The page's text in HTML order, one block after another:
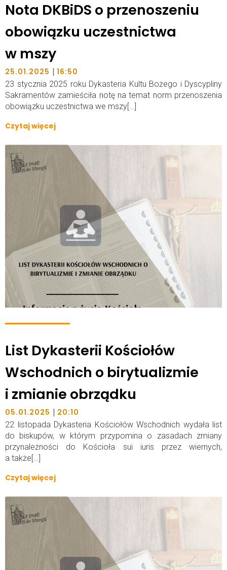
Nota DKBiDS o przenoszeniu
obowiązku uczestnictwa
w mszy
25.01.2025 | 16:50
23 stycznia 2025 roku Dykasteria Kultu Bożego i Dyscypliny
Sakramentów zamieściła notę na temat norm przenoszenia
obowiązku uczestnictwa we mszy[…]
Czytaj więcej
List Dykasterii Kościołów
Wschodnich o birytualizmie
i zmianie obrządku
05.01.2025 | 20:10
22 listopada Dykasteria Kościołów Wschodnich wydała list
do biskupów, w którym przypomina o zasadach zmiany
przynależności do Kościoła sui iuris przez wiernych,
a także[…]
Czytaj więcej